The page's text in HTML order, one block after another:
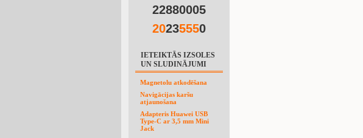
22880005
20235550
IETEIKTĀS IZSOLES
UN SLUDINĀJUMI
Magnetolu atkodēšana
Navigācijas karšu
atjaunošana
Adapteris Huawei USB
Type-C ar 3,5 mm Mini
Jack